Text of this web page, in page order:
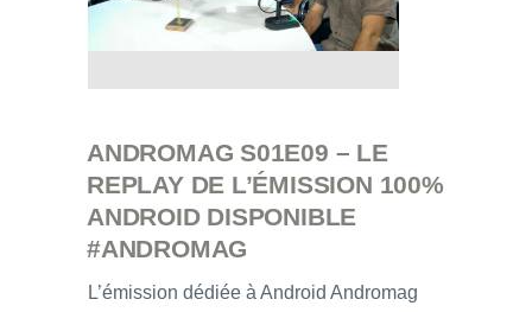
ANDROMAG S01E09 – LE
REPLAY DE L’ÉMISSION 100%
ANDROID DISPONIBLE
#ANDROMAG
L’émission dédiée à Android Andromag